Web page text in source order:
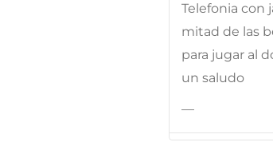
Telefonia con
mitad de las
para jugar al
un saludo
—